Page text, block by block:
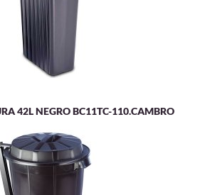
42L NEGRO BC11TC-110.CAMBRO